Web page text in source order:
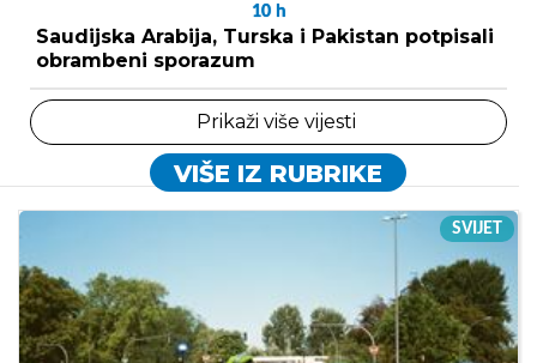
10 h
Saudijska Arabija, Turska i Pakistan potpisali
obrambeni sporazum
Prikaži više vijesti
VIŠE IZ RUBRIKE
SVIJET